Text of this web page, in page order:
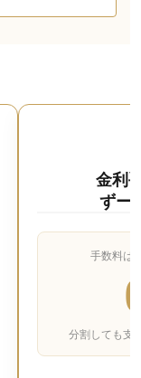
金利
ずー
手数料は
分割しても支